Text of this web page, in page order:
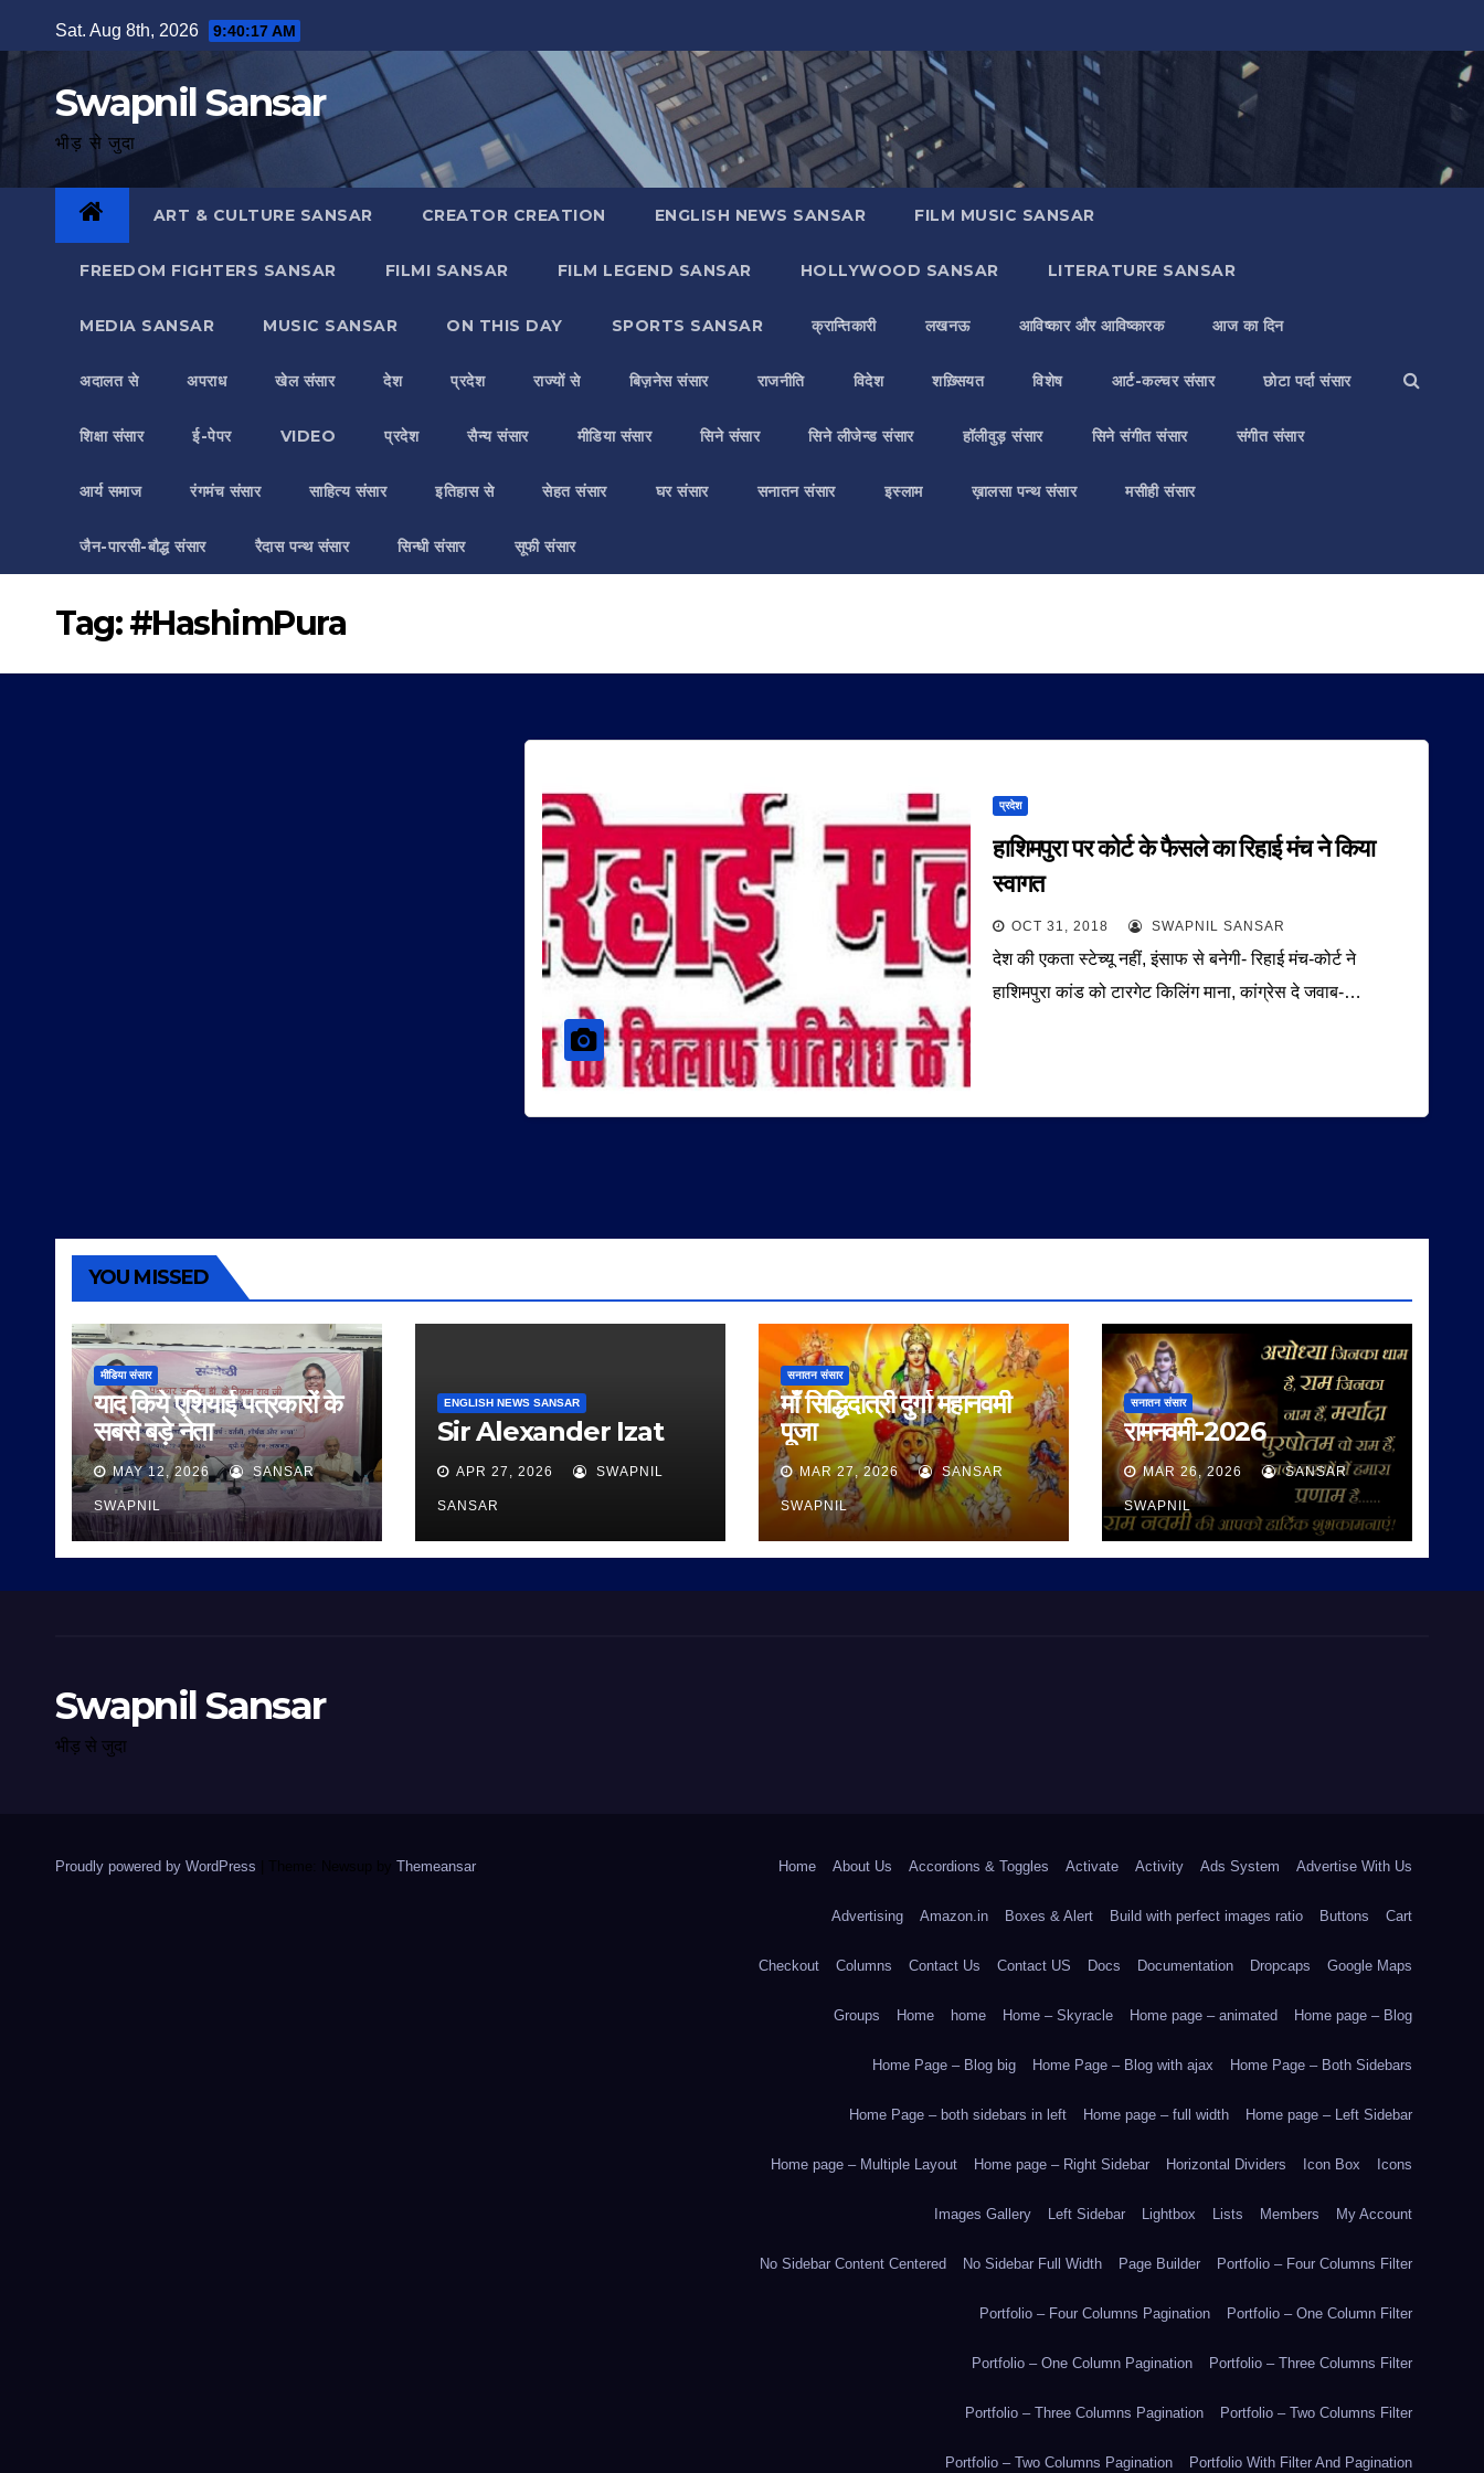
to
Sat. Aug 8th, 2026 9:40:18 AM
Swapnil Sansar
भीड़ से जुदा
ART & CULTURE SANSAR CREATOR CREATION ENGLISH NEWS SANSAR FILM MUSIC SANSAR
FREEDOM FIGHTERS SANSAR FILMI SANSAR FILM LEGEND SANSAR HOLLYWOOD SANSAR LITERATURE SANSAR
MEDIA SANSAR MUSIC SANSAR ON THIS DAY SPORTS SANSAR क्रान्तिकारी लखनऊ आविष्कार और आविष्कारक आज का दिन
अदालत से अपराध खेल संसार देश प्रदेश राज्यों से बिज़नेस संसार राजनीति विदेश शख़्सियत विशेष आर्ट-कल्चर संसार छोटा पर्दा संसार
शिक्षा संसार ई-पेपर VIDEO प्रदेश सैन्य संसार मीडिया संसार सिने संसार सिने लीजेन्ड संसार हॉलीवुड़ संसार सिने संगीत संसार संगीत संसार
आर्य समाज रंगमंच संसार साहित्य संसार इतिहास से सेहत संसार घर संसार सनातन संसार इस्लाम ख़ालसा पन्थ संसार मसीही संसार
जैन-पारसी-बौद्ध संसार रैदास पन्थ संसार सिन्धी संसार सूफी संसार
Tag:#HashimPura
प्रदेश
हाशिमपुरा पर कोर्ट के फैसले का रिहाई मंच ने किया
स्वागत
OCT 31, 2018 SWAPNIL SANSAR
देश की एकता स्टेच्यू नहीं, इंसाफ से बनेगी- रिहाई मंच-कोर्ट ने
हाशिमपुरा कांड को टारगेट किलिंग माना, कांग्रेस दे जवाब-…
YOU MISSED
मीडिया संसार
याद किये एशियाई पत्रकारों के
सबसे बड़े नेता
MAY 12, 2026 SANSAR
SWAPNIL
ENGLISH NEWS SANSAR
Sir Alexander Izat
APR 27, 2026 SWAPNIL
SANSAR
सनातन संसार
माँ सिद्धिदात्री दुर्गा महानवमी
पूजा
MAR 27, 2026 SANSAR
SWAPNIL
सनातन संसार
रामनवमी-2026
MAR 26, 2026 SANSAR
SWAPNIL
Swapnil Sansar
भीड़ से जुदा
Proudly powered by WordPress Theme: Newsup by Themeansar. Home About Us Accordions & Toggles Activate Activity Ads System Advertise With Us
Advertising Amazon.in Boxes & Alert Build with perfect images ratio Buttons Cart
Checkout Columns Contact Us Contact US Docs Documentation Dropcaps Google Maps
Groups Home home Home – Skyracle Home page – animated Home page – Blog
Home Page – Blog big Home Page – Blog with ajax Home Page – Both Sidebars
Home Page – both sidebars in left Home page – full width Home page – Left Sidebar
Home page – Multiple Layout Home page – Right Sidebar Horizontal Dividers Icon Box Icons
Images Gallery Left Sidebar Lightbox Lists Members My Account
No Sidebar Content Centered No Sidebar Full Width Page Builder Portfolio – Four Columns Filter
Portfolio – Four Columns Pagination Portfolio – One Column Filter
Portfolio – One Column Pagination Portfolio – Three Columns Filter
Portfolio – Three Columns Pagination Portfolio – Two Columns Filter
Portfolio – Two Columns Pagination Portfolio With Filter And Pagination